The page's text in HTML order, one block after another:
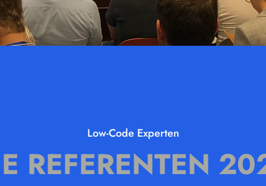
Low-Code Experten
REFERENTEN